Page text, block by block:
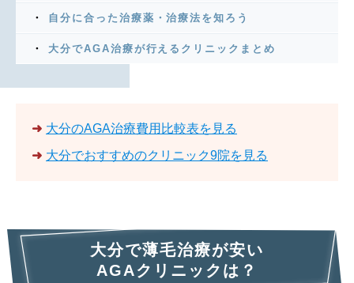
自分に合った治療薬・治療法を知ろう
大分でAGA治療が行えるクリニックまとめ
➜ 大分のAGA治療費用比較表を見る
➜ 大分でおすすめのクリニック9院を見る
大分で薄毛治療が安い
AGAクリニックは？